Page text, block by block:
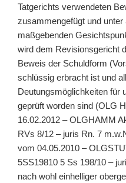
Tatgerichts verwendeten
zusammengefügt und unter
maßgebenden
wird dem Revisionsgericht
Beweis der Schuldform
schlüssig erbracht ist und
Deutungsmöglichkeiten für
geprüft worden sind (OLG
16.02.2012 – OLGHAMM
RVs 8/12 – juris Rn. 7
vom 04.05.2010 –
5SS19810 5 Ss 198/10 –
nach wohl einhelliger